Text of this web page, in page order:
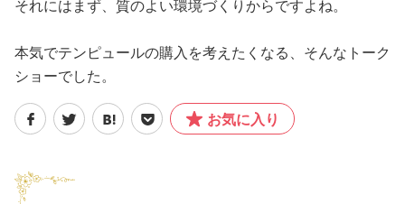
それにはまず、質のよい環境づくりからですよね。
本気でテンピュールの購入を考えたくなる、そんなトーク
ショーでした。
お気に入り